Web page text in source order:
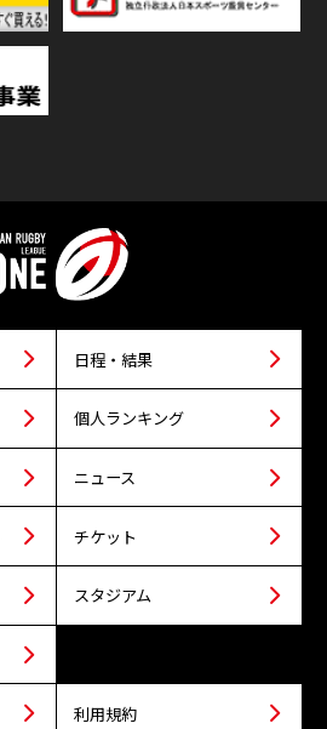
日程・結果
個人ランキング
ニュース
チケット
スタジアム
利用規約